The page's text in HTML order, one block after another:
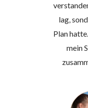
lag,
Plan
mein